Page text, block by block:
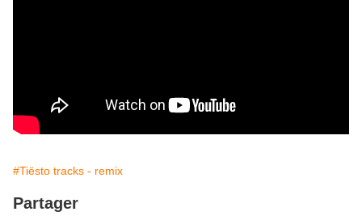
#Tiësto tracks - remix
Partager